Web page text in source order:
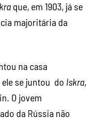
que, em 1903, já se
majoritária da
na casa
se juntou do Iskra,
O jovem
da Rússia não